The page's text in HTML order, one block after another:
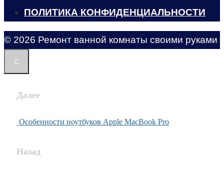
ПОЛИТИКА КОНФИДЕНЦИАЛЬНОСТИ
© 2026 Ремонт ванной комнаты своими руками
Далее
Особенности ноутбуков Apple MacBook Pro
Назад